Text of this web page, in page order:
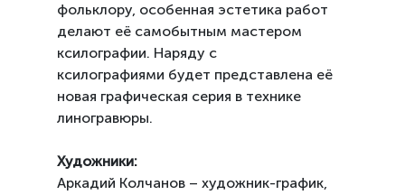
фольклору, особенная эстетика работ
делают её самобытным мастером
ксилографии. Наряду с
ксилографиями будет представлена её
новая графическая серия в технике
линогравюры.
Художники:
Аркадий Колчанов – художник-график,